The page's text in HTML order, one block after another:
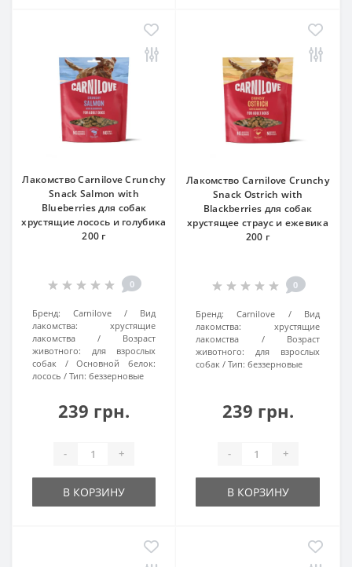
Лакомство Carnilove Crunchy
Snack Salmon with
Blueberries для собак
хрустящие лосось и голубика
200 г
0
Бренд: Carnilove
Вид
лакомства:
хрустящие
лакомства
Возраст
животного:
для взрослых
собак
Основной белок:
лосось
Тип: беззерновые
239 грн.
- +
В КОРЗИНУ
Лакомство Carnilove Crunchy
Snack Ostrich with
Blackberries для собак
хрустящее страус и ежевика
200 г
0
Бренд: Carnilove
Вид
лакомства:
хрустящие
лакомства
Возраст
животного:
для взрослых
собак
Тип: беззерновые
239 грн.
- +
В КОРЗИНУ